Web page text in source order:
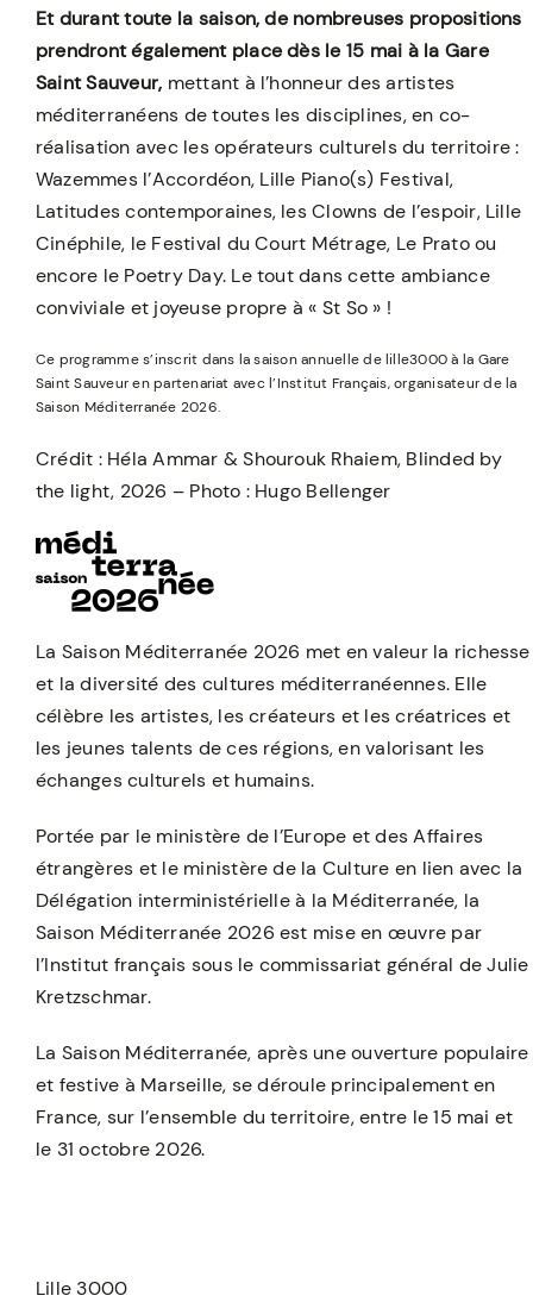
Et durant toute la saison, de nombreuses propositions
prendront également place dès le 15 mai à la Gare
Saint Sauveur, mettant à l’honneur des artistes
méditerranéens de toutes les disciplines, en co-
réalisation avec les opérateurs culturels du territoire :
Wazemmes l’Accordéon, Lille Piano(s) Festival,
Latitudes contemporaines, les Clowns de l’espoir, Lille
Cinéphile, le Festival du Court Métrage, Le Prato ou
encore le Poetry Day. Le tout dans cette ambiance
conviviale et joyeuse propre à « St So » !
Ce programme s’inscrit dans la saison annuelle de lille3000 à la Gare
Saint Sauveur en partenariat avec l’Institut Français, organisateur de la
Saison Méditerranée 2026.
Crédit : Héla Ammar & Shourouk Rhaiem, Blinded by
the light, 2026 – Photo : Hugo Bellenger
La Saison Méditerranée 2026 met en valeur la richesse
et la diversité des cultures méditerranéennes. Elle
célèbre les artistes, les créateurs et les créatrices et
les jeunes talents de ces régions, en valorisant les
échanges culturels et humains.
Portée par le ministère de l’Europe et des Affaires
étrangères et le ministère de la Culture en lien avec la
Délégation interministérielle à la Méditerranée, la
Saison Méditerranée 2026 est mise en œuvre par
l’Institut français sous le commissariat général de Julie
Kretzschmar.
La Saison Méditerranée, après une ouverture populaire
et festive à Marseille, se déroule principalement en
France, sur l’ensemble du territoire, entre le 15 mai et
le 31 octobre 2026.
Lille 3000